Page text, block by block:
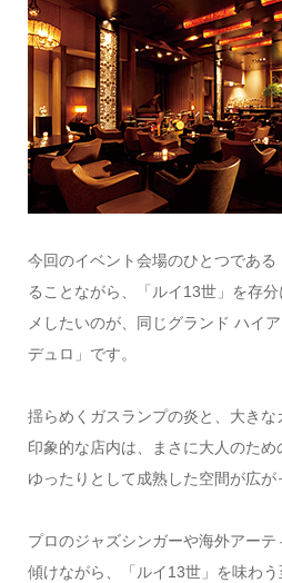
今回のイベント会場のひとつである
ることながら、「ルイ13世」を存
メしたいのが、同じグランド ハイ
デュロ」です。
揺らめくガスランプの炎と、大き
印象的な店内は、まさに大人のた
ゆったりとして成熟した空間が広が
プロのジャズシンガーや海外アー
傾けながら、「ルイ13世」を味わう